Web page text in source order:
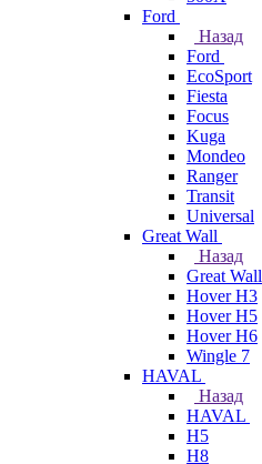
Ford
Назад
Ford
EcoSport
Fiesta
Focus
Kuga
Mondeo
Ranger
Transit
Universal
Great Wall
Назад
Great Wall
Hover H3
Hover H5
Hover H6
Wingle 7
HAVAL
Назад
HAVAL
H5
H8